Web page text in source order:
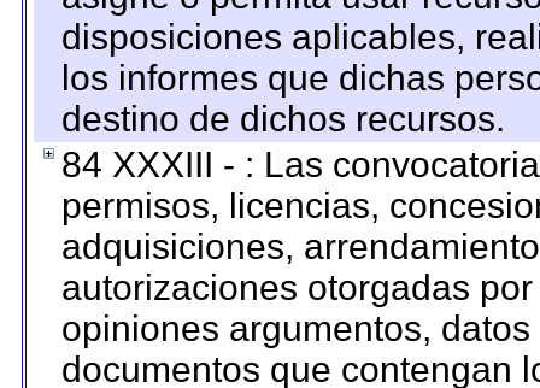
disposiciones aplicables,
los informes que dichas
destino de dichos recursos.
84 XXXIII - : Las
permisos, licencias,
adquisiciones,
autorizaciones otorgadas
opiniones argumentos,
documentos que contengan